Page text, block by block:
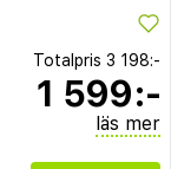
Totalpris 3 198:-
1 599:-
läs mer